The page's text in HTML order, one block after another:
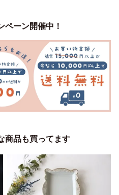
ペーン開催中！
商品も買ってます